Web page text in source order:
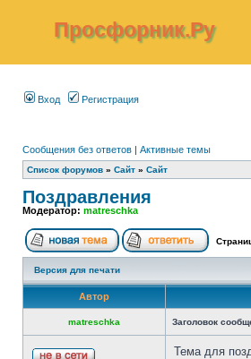
Просфорник.Ру
Вход Регистрация
Сообщения без ответов | Активные темы
Список форумов » Сайт » Сайт
Поздравления
Модератор: matreschka
Версия для печати
Автор
matreschka Заголовок
Тема для